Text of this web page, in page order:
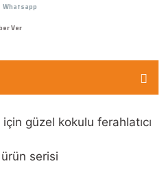
Whatsapp
Ver
güzel kokulu ferahlatıcı
serisi